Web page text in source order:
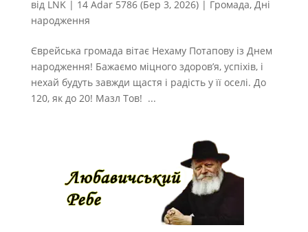
від LNK| 14 Adar 5786 (Бер 3, 2026)| Громада, Дні
народження
Єврейська громада вітає Нехаму Потапову із Днем
народження! Бажаємо міцного здоров’я, успіхів, і
нехай будуть завжди щастя і радість у її оселі. До
120, як до 20! Мазл Тов! ...